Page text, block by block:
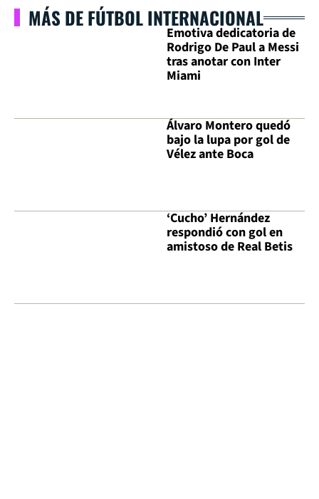
MÁS DE FÚTBOL INTERNACIONAL
Emotiva dedicatoria de
Rodrigo De Paul a Messi
tras anotar con Inter
Miami
Álvaro Montero quedó
bajo la lupa por gol de
Vélez ante Boca
‘Cucho’ Hernández
respondió con gol en
amistoso de Real Betis